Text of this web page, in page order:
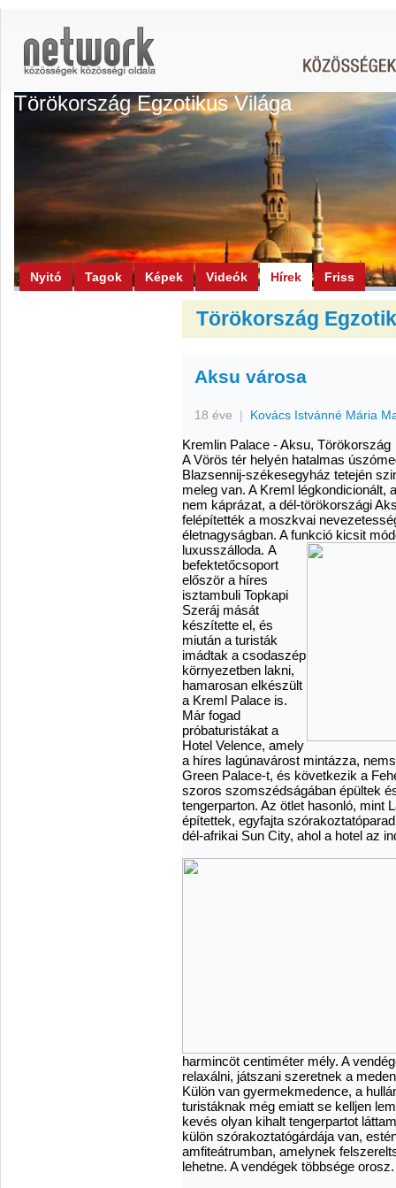
Törökország Egzotikus Világa
Nyitó Tagok Képek Videók Hírek Friss
Törökország
Aksu városa
18 éve | Kovács Istvánné Mária
Kremlin Palace - Aksu, Törökország
A Vörös tér helyén hatalmas
Blazsennij-székesegyház tetején
meleg van. A Kreml légkondicionált,
nem káprázat, a dél-törökországi
felépítették a moszkvai
életnagyságban. A funkció kicsit
luxusszálloda. A
befektetőcsoport
először a híres
isztambuli Topkapi
Szeráj mását
készítette el, és
miután a turisták
imádtak a csodaszép
környezetben lakni,
hamarosan elkészült
a Kreml Palace is.
Már fogad
próbaturistákat a
Hotel Velence, amely
a híres lagúnavárost mintázza,
Green Palace-t, és következik a
szoros szomszédságában épültek
tengerparton. Az ötlet hasonló, mint
építettek, egyfajta
dél-afrikai Sun City, ahol a hotel az
harmincöt centiméter mély. A
relaxálni, játszani szeretnek a
Külön van gyermekmedence, a
turistáknak még emiatt se kelljen
kevés olyan kihalt tengerpartot
külön szórakoztatógárdája van,
amfiteátrumban, amelynek
lehetne. A vendégek többsége orosz.